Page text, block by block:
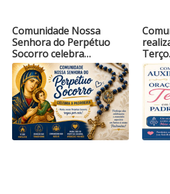
Comunidade Nossa
Senhora do Perpétuo
Socorro celebra…